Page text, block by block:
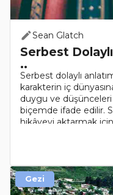
Sean Glatch
Serbest
..
Serbest dolaylı
karakterin iç
duygu ve
biçemde ifade edilir.
hikâyeyi aktarmak için
Gezi